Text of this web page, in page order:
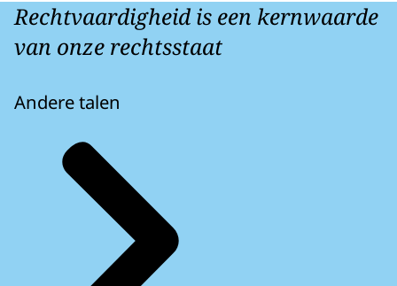
Rechtvaardigheid is een kernwaarde
van onze rechtsstaat
Andere talen